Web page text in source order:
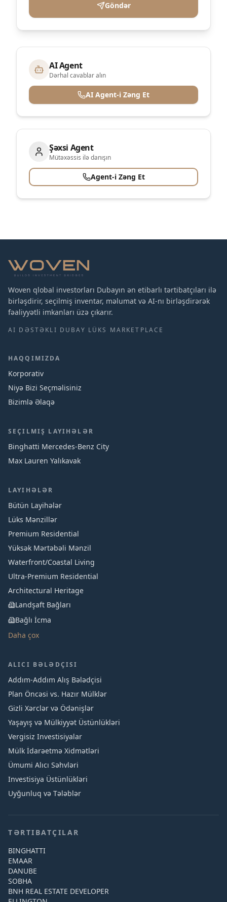
Göndər
AI Agent
Dərhal cavablar alın
AI Agent-i Zəng Et
Şəxsi Agent
Mütəxəssis ilə danışın
Agent-i Zəng Et
Woven qlobal investorları Dubayın ən etibarlı tərtibatçıları ilə
birləşdirir, seçilmiş inventar, məlumat və AI-nı birləşdirərək
fəaliyyətli imkanları üzə çıkarır.
AI DƏSTƏKLI DUBAY LÜKS MARKETPLACE
HAQQIMIZDA
Korporativ
Niyə Bizi Seçməlisiniz
Bizimlə Əlaqə
SEÇILMIŞ LAYIHƏLƏR
Binghatti Mercedes‑Benz City
Max Lauren Yalıkavak
LAYIHƏLƏR
Bütün Layihələr
Lüks Mənzillər
Premium Residential
Yüksək Mərtəbəli Mənzil
Waterfront/Coastal Living
Ultra-Premium Residential
Architectural Heritage
Landşaft Bağları
Bağlı İcma
Daha çox
ALICI BƏLƏDÇISI
Addım-Addım Alış Bələdçisi
Plan Öncəsi vs. Hazır Mülklər
Gizli Xərclər və Ödənişlər
Yaşayış və Mülkiyyət Üstünlükləri
Vergisiz Investisiyalar
Mülk İdarəetmə Xidmətləri
Ümumi Alıcı Səhvləri
Investisiya Üstünlükləri
Uyğunluq və Tələblər
TƏRTIBATÇILAR
BINGHATTI
EMAAR
DANUBE
SOBHA
BNH REAL ESTATE DEVELOPER